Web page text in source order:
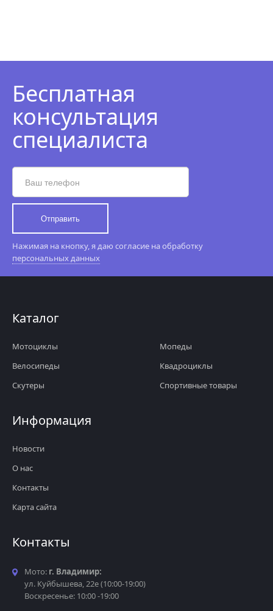
Бесплатная
консультация
специалиста
Отправить
Нажимая на кнопку, я даю согласие на обработку
персональных данных
Каталог
Мотоциклы
Велосипеды
Скутеры
Мопеды
Квадроциклы
Спортивные товары
Информация
Новости
О нас
Контакты
Карта сайта
Контакты
Мото: г. Владимир:
ул. Куйбышева, 22е (10:00-19:00)
Воскресенье: 10:00 -19:00